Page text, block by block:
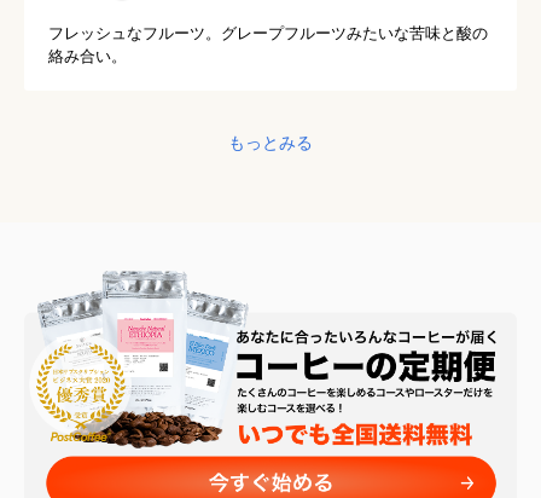
フレッシュなフルーツ。グレープフルーツみたいな苦味と酸の
絡み合い。
もっとみる